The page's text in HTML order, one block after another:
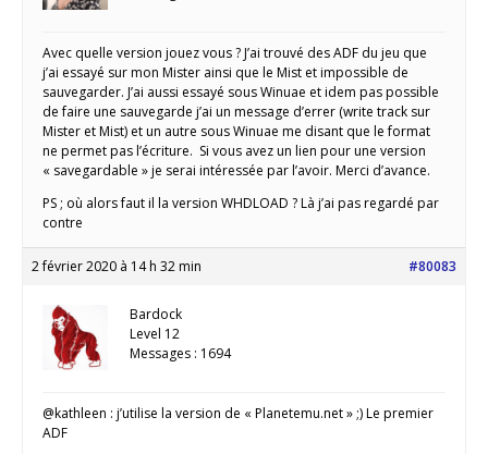
Avec quelle version jouez vous ? J’ai trouvé des ADF du jeu que
j’ai essayé sur mon Mister ainsi que le Mist et impossible de
sauvegarder. J’ai aussi essayé sous Winuae et idem pas possible
de faire une sauvegarde j’ai un message d’errer (write track sur
Mister et Mist) et un autre sous Winuae me disant que le format
ne permet pas l’écriture. Si vous avez un lien pour une version
« savegardable » je serai intéressée par l’avoir. Merci d’avance.
PS ; où alors faut il la version WHDLOAD ? Là j’ai pas regardé par
contre
2 février 2020 à 14 h 32 min #80083
Bardock
Level 12
Messages : 1694
@kathleen : j’utilise la version de « Planetemu.net » ;) Le premier
ADF